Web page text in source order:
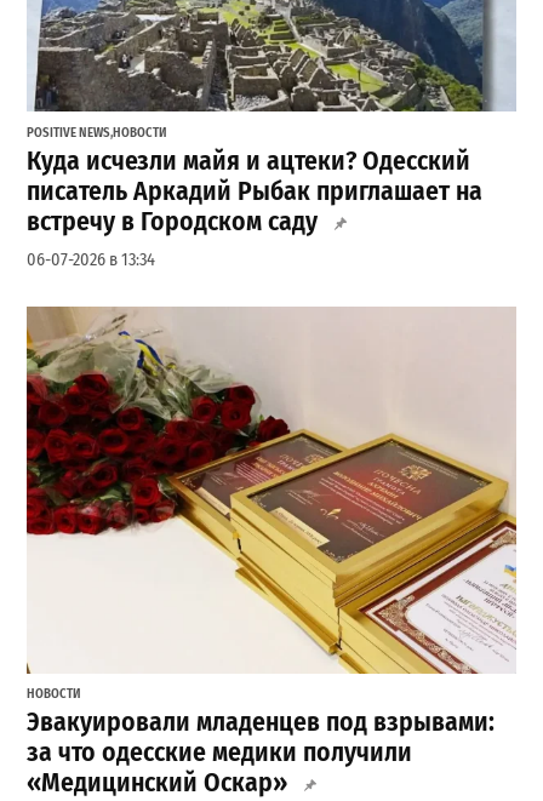
POSITIVE NEWS,НОВОСТИ
Куда исчезли майя и ацтеки? Одесский
писатель Аркадий Рыбак приглашает на
встречу в Городском саду
06-07-2026 в 13:34
НОВОСТИ
Эвакуировали младенцев под взрывами:
за что одесские медики получили
«Медицинский Оскар»